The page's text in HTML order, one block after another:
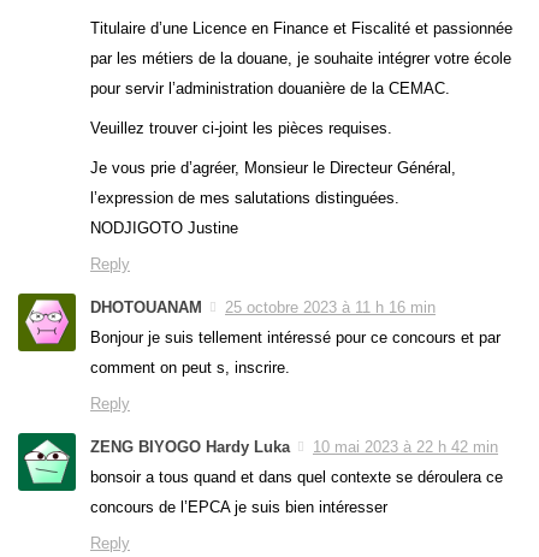
Titulaire d’une Licence en Finance et Fiscalité et passionnée
par les métiers de la douane, je souhaite intégrer votre école
pour servir l’administration douanière de la CEMAC.
Veuillez trouver ci-joint les pièces requises.
Je vous prie d’agréer, Monsieur le Directeur Général,
l’expression de mes salutations distinguées.
NODJIGOTO Justine
Reply
DHOTOUANAM
25 octobre 2023 à 11 h 16 min
Bonjour je suis tellement intéressé pour ce concours et par
comment on peut s, inscrire.
Reply
ZENG BIYOGO Hardy Luka
10 mai 2023 à 22 h 42 min
bonsoir a tous quand et dans quel contexte se déroulera ce
concours de l’EPCA je suis bien intéresser
Reply